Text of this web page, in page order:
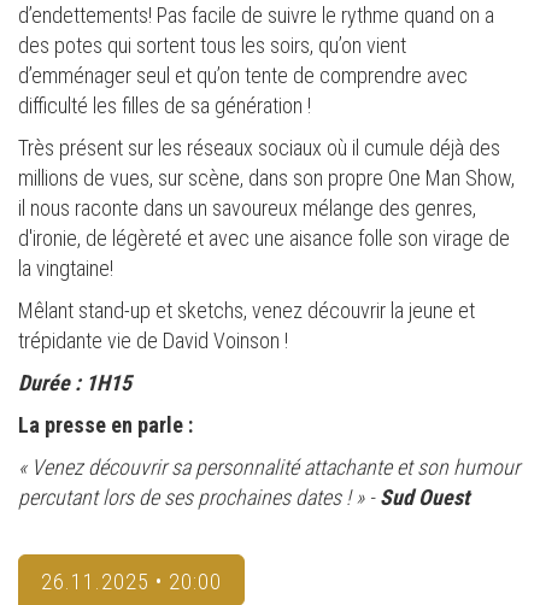
d’endettements! Pas facile de suivre le rythme quand on a
des potes qui sortent tous les soirs, qu’on vient
d’emménager seul et qu’on tente de comprendre avec
difficulté les filles de sa génération !
Très présent sur les réseaux sociaux où il cumule déjà des
millions de vues, sur scène, dans son propre One Man Show,
il nous raconte dans un savoureux mélange des genres,
d'ironie, de légèreté et avec une aisance folle son virage de
la vingtaine!
Mêlant stand-up et sketchs, venez découvrir la jeune et
trépidante vie de David Voinson !
Durée : 1H15
La presse en parle :
« Venez découvrir sa personnalité attachante et son humour
percutant lors de ses prochaines dates ! » -Sud Ouest
26.11.2025 • 20:00